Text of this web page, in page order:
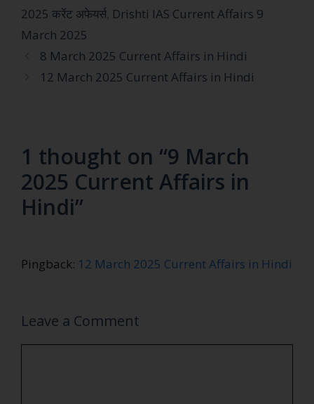
2025 करेंट अफेयर्स, Drishti IAS Current Affairs 9
March 2025
8 March 2025 Current Affairs in Hindi
12 March 2025 Current Affairs in Hindi
1 thought on “9 March
2025 Current Affairs in
Hindi”
Pingback: 12 March 2025 Current Affairs in Hindi
Leave a Comment